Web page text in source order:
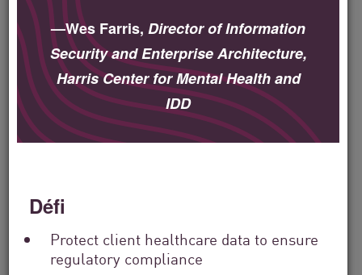
—Wes Farris,Director of Information
Security and Enterprise Architecture,
Harris Center for Mental Health and
IDD
Défi
Protect client healthcare data to ensure
regulatory compliance
des gouvernements et des fournisseurs
de services du monde entier.
Filter
by
Solutions
Filter
by
Location
Search